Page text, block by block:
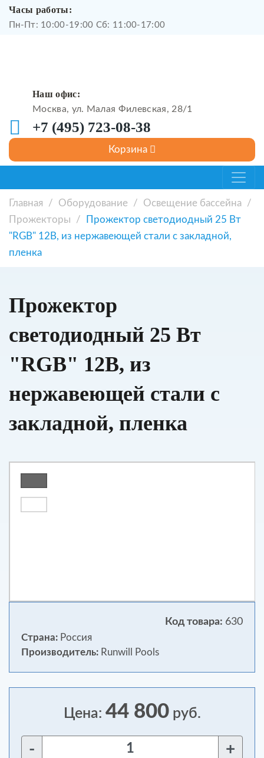
Часы работы:
Пн-Пт: 10:00-19:00 Сб: 11:00-17:00
Наш офис:
Москва, ул. Малая Филевская, 28/1
+7 (495) 723-08-38
Главная / Оборудование / Освещение бассейна /
Прожекторы
/
Прожектор светодиодный 25 Вт
"RGB" 12В, из нержавеющей стали с закладной,
пленка
Прожектор
светодиодный 25 Вт
"RGB" 12В, из
нержавеющей стали с
закладной, пленка
Код товара: 630
Страна: Россия
Производитель: Runwill Pools
Цена: 44 800руб.
- +